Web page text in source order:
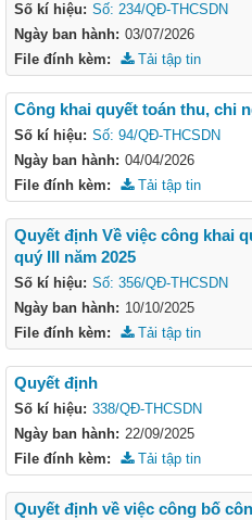
Số kí hiệu: Số: 234/QĐ-THCSDN
Ngày ban hành: 03/07/2026
File đính kèm: Tải tập tin
Số kí hiệu: Số: 94/QĐ-THCSDN
Ngày ban hành: 04/04/2026
Công khai quyết toán thu, chi
File đính kèm: Tải tập tin
Số kí hiệu: Số: 356/QĐ-THCSDN
Ngày ban hành: 10/10/2025
Quyết định Về việc công khai
quý III năm 2025
File đính kèm: Tải tập tin
Số kí hiệu: 338/QĐ-THCSDN
Ngày ban hành: 22/09/2025
Quyết định
File đính kèm: Tải tập tin
Quyết định về việc công bố